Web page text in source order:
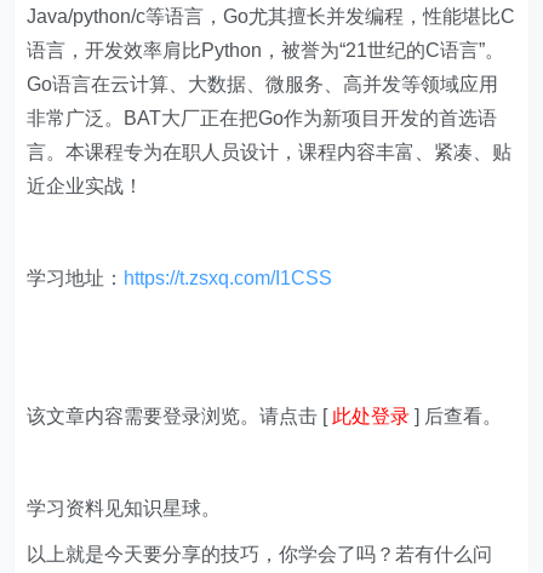
Java/python/c等语言，Go尤其擅长并发编程，性能堪比C
语言，开发效率肩比Python，被誉为“21世纪的C语言”。
Go语言在云计算、大数据、微服务、高并发等领域应用
非常广泛。BAT大厂正在把Go作为新项目开发的首选语
言。本课程专为在职人员设计，课程内容丰富、紧凑、贴
近企业实战！
学习地址： https://t.zsxq.com/I1CSS
该文章内容需要登录浏览。请点击 [ 此处登录 ] 后查看。
学习资料见知识星球。
以上就是今天要分享的技巧，你学会了吗？若有什么问